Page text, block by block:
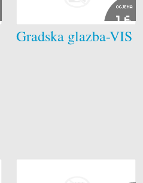
OCJENA
1.6
Gradska glazba-VIS